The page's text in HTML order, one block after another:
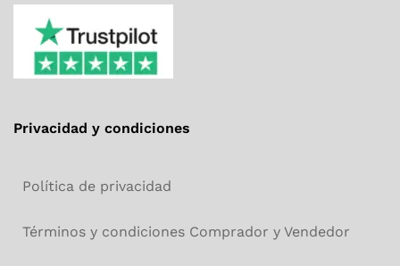
Privacidad y condiciones
Política de privacidad
Términos y condiciones Comprador y Vendedor